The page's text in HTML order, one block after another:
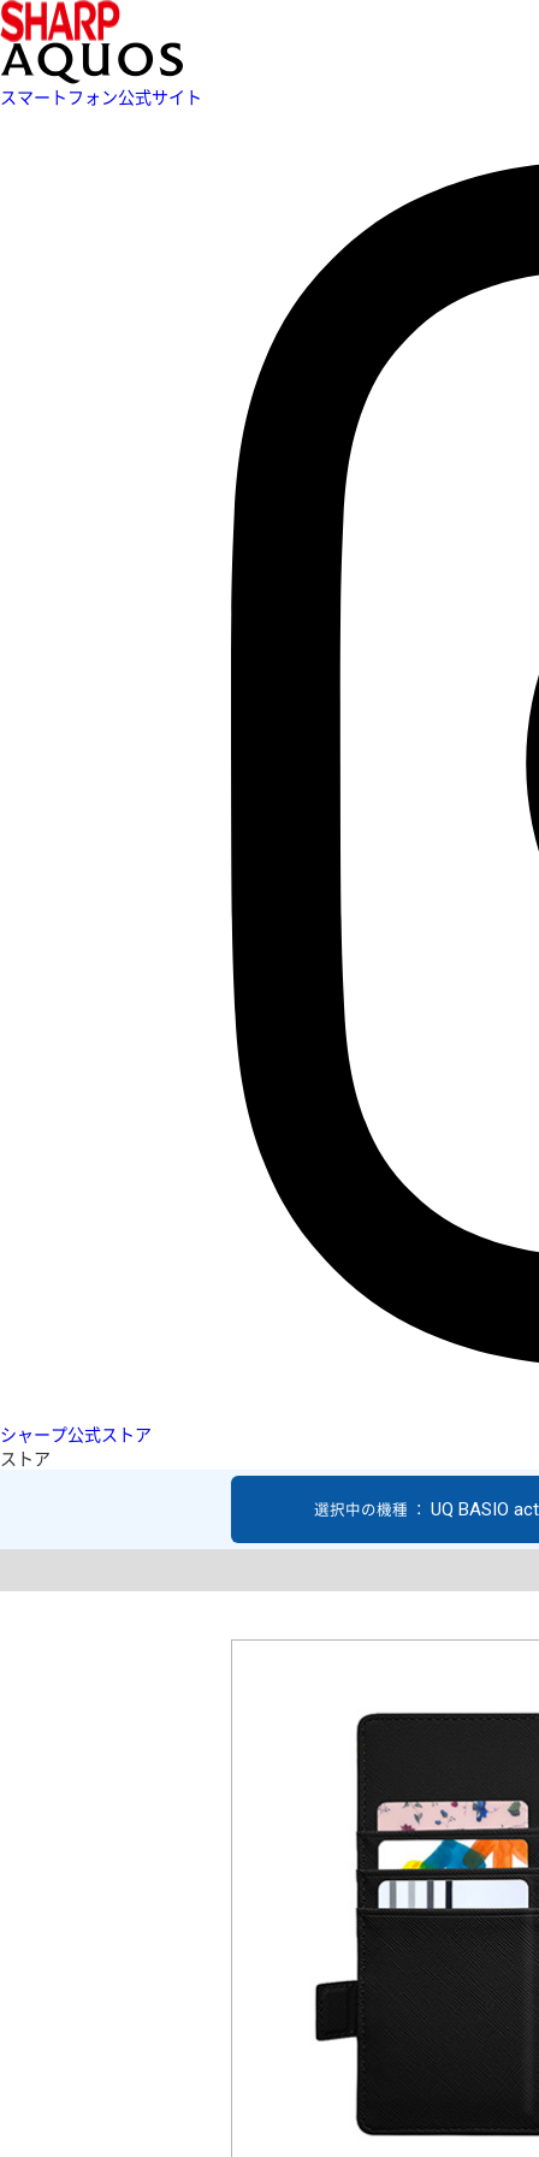
スマートフォン公式サイト
シャープ公式ストア
ストア
選択中の機種 ： UQ BASIO